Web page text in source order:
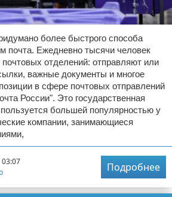
более быстрого способа
почта. Ежедневно тысячи человек
отделений: отправляют или
важные документы и многое
в сфере почтовых отправлений
России". Это государственная
пользуется большей популярностью у
компании, занимающиеся
03:07
Подробнее